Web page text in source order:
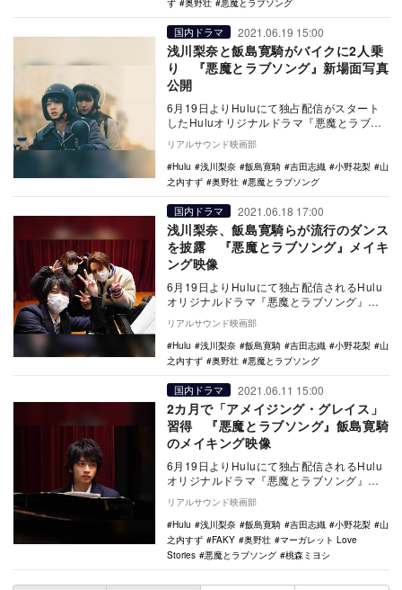
ず
奥野壮 悪魔とラブソング
国内ドラマ 2021.06.19 15:00
浅川梨奈と飯島寛騎がバイクに2人乗
り 『悪魔とラブソング』新場面写真
公開
6月19日よりHuluにて独占配信がスタート
したHuluオリジナルドラマ『悪魔とラブソ
ング』の新場面写真が公開された。 集
英…
リアルサウンド映画部
Hulu
浅川梨奈 飯島寛騎 吉田志織 小野花梨
山
之内すず
奥野壮 悪魔とラブソング
国内ドラマ 2021.06.18 17:00
浅川梨奈、飯島寛騎らが流行のダンス
を披露 『悪魔とラブソング』メイキ
ング映像
6月19日よりHuluにて独占配信されるHulu
オリジナルドラマ『悪魔とラブソング』の
メイキング映像が公開された。 集英社
の…
リアルサウンド映画部
Hulu
浅川梨奈 飯島寛騎 吉田志織 小野花梨
山
之内すず
奥野壮 悪魔とラブソング
国内ドラマ 2021.06.11 15:00
2カ月で「アメイジング・グレイス」
習得 『悪魔とラブソング』飯島寛騎
のメイキング映像
6月19日よりHuluにて独占配信されるHulu
オリジナルドラマ『悪魔とラブソング』よ
り、目黒役の飯島寛騎に焦点を当てたメイ
キン…
リアルサウンド映画部
Hulu
浅川梨奈 飯島寛騎 吉田志織 小野花梨
山
之内すず
FAKY 奥野壮
マーガレット Love
Stories
悪魔とラブソング 桃森ミヨシ